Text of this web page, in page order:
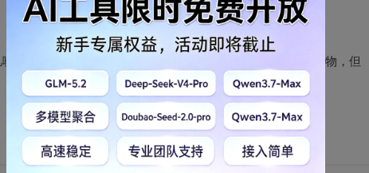
喳的小鸟、在风里翻飞的书页上的漂亮的文字。喜欢世间万物，但